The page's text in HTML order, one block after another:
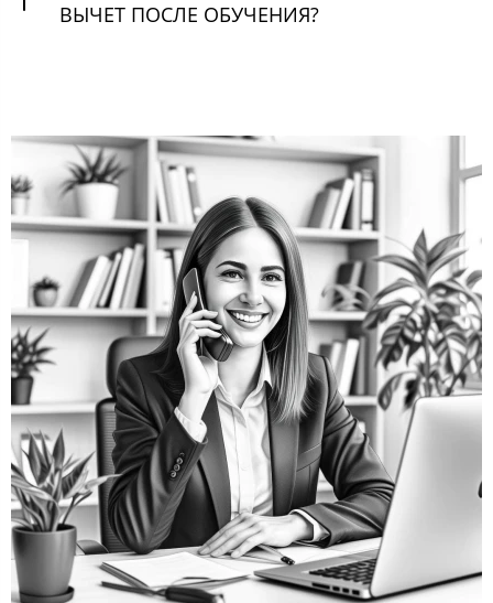
ВЫЧЕТ ПОСЛЕ ОБУЧЕНИЯ?